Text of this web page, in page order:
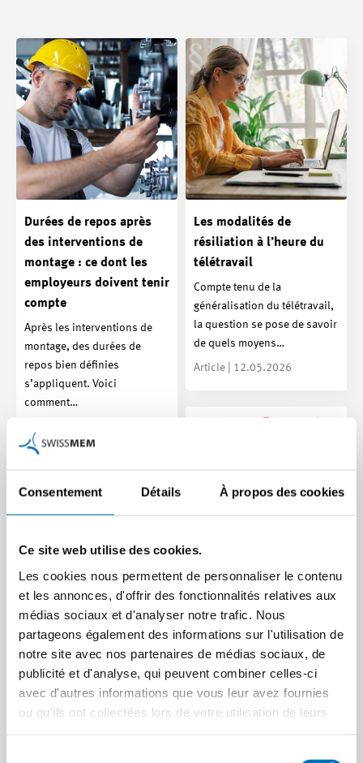
Consentement Détails À propos des cookies
Ce site web utilise des cookies.
Les cookies nous permettent de personnaliser le contenu
et les annonces, d'offrir des fonctionnalités relatives aux
médias sociaux et d'analyser notre trafic. Nous
partageons également des informations sur l'utilisation de
notre site avec nos partenaires de médias sociaux, de
publicité et d'analyse, qui peuvent combiner celles-ci
avec d'autres informations que vous leur avez fournies
ou qu'ils ont collectées lors de votre utilisation de leurs
Durées de repos après
des interventions de
montage : ce dont les
employeurs doivent tenir
compte
Après les interventions de
montage, des durées de
repos bien définies
s’appliquent. Voici
comment…
Les modalités de
résiliation à l’heure du
télétravail
Compte tenu de la
généralisation du télétravail,
la question se pose de savoir
de quels moyens…
Article | 12.05.2026
La religion au travail :
prière, jeûne, port du
voile et plus encore
La diversité croissante des
croyances religieuses
soulève de plus en plus de
questions concernant la…
Déclenchement d’une
guerre – collaborateurs
et collaboratrices
bloqués à l’étranger